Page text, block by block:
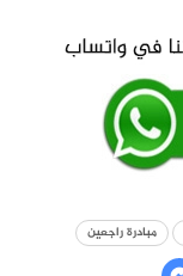
مبادرة راجعين